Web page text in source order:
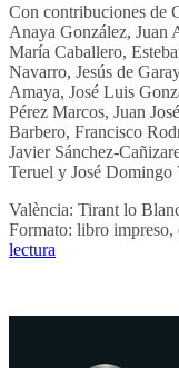
Con contribuciones de
Anaya González, Juan
María Caballero,
Navarro, Jesús de
Amaya, José Luis
Pérez Marcos, Juan
Barbero, Francisco
Javier Sánchez-
Teruel y José
València: Tirant lo
Formato: libro impreso,
lectura